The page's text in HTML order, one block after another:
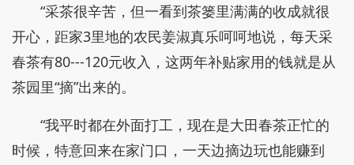
“采茶很辛苦，但一看到茶篓里满满的收成就很
开心，距家3里地的农民姜淑真乐呵呵地说，每天采
春茶有80---120元收入，这两年补贴家用的钱就是从
茶园里“摘”出来的。
“我平时都在外面打工，现在是大田春茶正忙的
时候，特意回来在家门口，一天边摘边玩也能赚到